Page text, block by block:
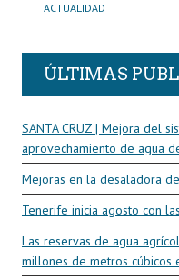
ACTUALIDAD
ÚLTIMAS
SANTA CRUZ | Mejora del
aprovechamiento de agua
Mejoras en la desaladora
Tenerife inicia agosto con
Las reservas de agua
millones de metros cúbicos